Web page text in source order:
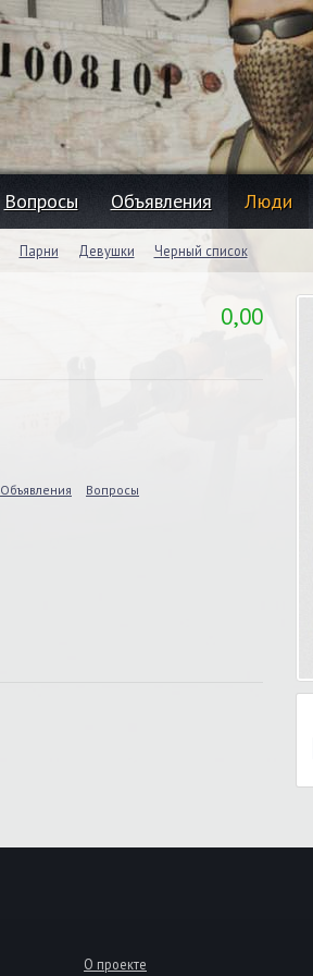
Вопросы Объявления Люди
Парни Девушки Черный список
0,00
Объявления Вопросы
О проекте